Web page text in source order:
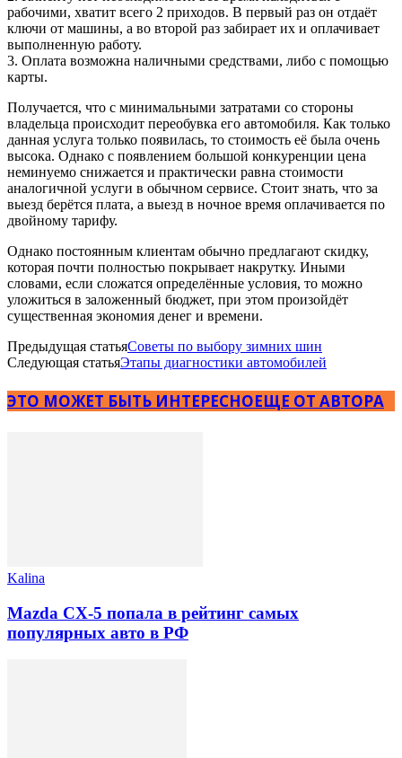
рабочими, хватит всего 2 приходов. В первый раз он отдаёт
ключи от машины, а во второй раз забирает их и оплачивает
выполненную работу.
3. Оплата возможна наличными средствами, либо с помощью
карты.
Получается, что с минимальными затратами со стороны
владельца происходит переобувка его автомобиля. Как только
данная услуга только появилась, то стоимость её была очень
высока. Однако с появлением большой конкуренции цена
неминуемо снижается и практически равна стоимости
аналогичной услуги в обычном сервисе. Стоит знать, что за
выезд берётся плата, а выезд в ночное время оплачивается по
двойному тарифу.
Однако постоянным клиентам обычно предлагают скидку,
которая почти полностью покрывает накрутку. Иными
словами, если сложатся определённые условия, то можно
уложиться в заложенный бюджет, при этом произойдёт
существенная экономия денег и времени.
Предыдущая статьяСоветы по выбору зимних шин
Следующая статьяЭтапы диагностики автомобилей
ЭТО МОЖЕТ БЫТЬ ИНТЕРЕСНОЕЩЕ ОТ АВТОРА
Kalina
Mazda CX-5 попала в рейтинг самых
популярных авто в РФ